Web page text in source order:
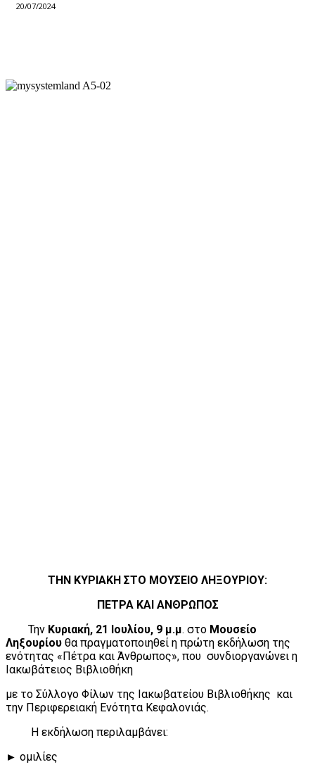
20/07/2024
ΤΗΝ ΚΥΡΙΑΚΗ ΣΤΟ ΜΟΥΣΕΙΟ ΛΗΞΟΥΡΙΟΥ:
ΠΕΤΡΑ ΚΑΙ ΑΝΘΡΩΠΟΣ
Την Κυριακή, 21 Ιουλίου, 9 μ.μ. στο Μουσείο
Ληξουρίου θα πραγματοποιηθεί η πρώτη εκδήλωση της
ενότητας «Πέτρα και Άνθρωπος», που συνδιοργανώνει η
Ιακωβάτειος Βιβλιοθήκη
με το Σύλλογο Φίλων της Ιακωβατείου Βιβλιοθήκης και
την Περιφερειακή Ενότητα Κεφαλονιάς.
Η εκδήλωση περιλαμβάνει:
► ομιλίες